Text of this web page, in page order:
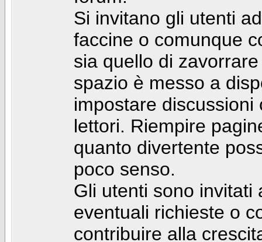
Si invitano gli utenti
faccine o comunque
sia quello di
spazio è messo a
impostare
lettori. Riempire
quanto divertente
poco senso.
Gli utenti sono invitati
eventuali richieste o
contribuire alla